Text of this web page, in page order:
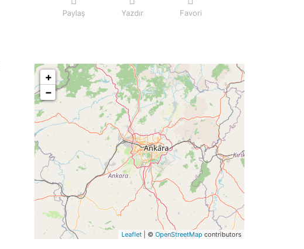
Paylaş Yazdır Favori
+
−
Leaflet | © OpenStreetMap contributors